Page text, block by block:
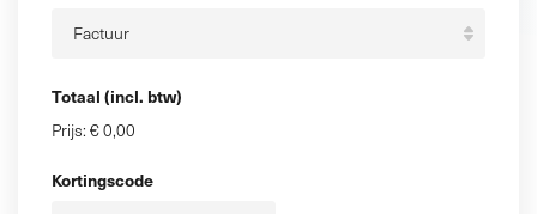
Totaal (incl. btw)
Prijs: € 0,00
Kortingscode